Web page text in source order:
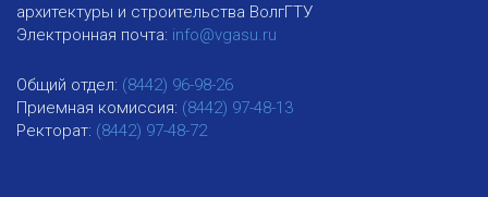
архитектуры и строительства ВолгГТУ
Электронная почта: info@vgasu.ru
Общий отдел: (8442) 96-98-26
Приемная комиссия: (8442) 97-48-13
Ректорат: (8442) 97-48-72